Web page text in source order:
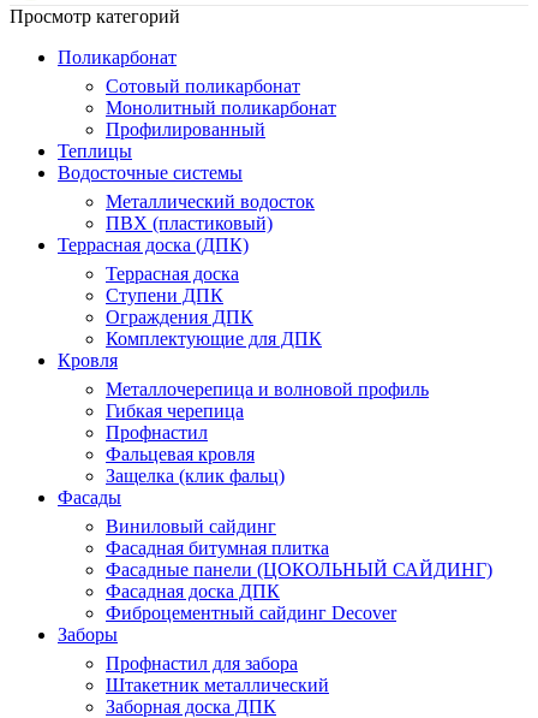
Просмотр категорий
Поликарбонат
Сотовый поликарбонат
Монолитный поликарбонат
Профилированный
Теплицы
Водосточные системы
Металлический водосток
ПВХ (пластиковый)
Террасная доска (ДПК)
Террасная доска
Ступени ДПК
Ограждения ДПК
Комплектующие для ДПК
Кровля
Металлочерепица и волновой профиль
Гибкая черепица
Профнастил
Фальцевая кровля
Защелка (клик фальц)
Фасады
Виниловый сайдинг
Фасадная битумная плитка
Фасадные панели (ЦОКОЛЬНЫЙ САЙДИНГ)
Фасадная доска ДПК
Фиброцементный сайдинг Decover
Заборы
Профнастил для забора
Штакетник металлический
Заборная доска ДПК